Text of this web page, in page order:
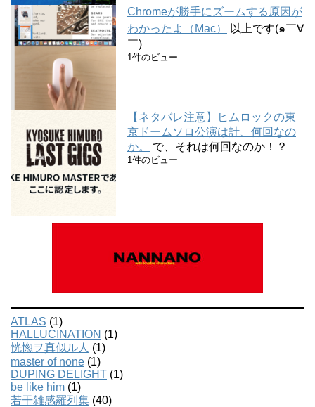
Chromeが勝手にズームする原因が
わかったよ（Mac）
以上です(๑￣∀
￣)
1件のビュー
【ネタバレ注意】ヒムロックの東
京ドームソロ公演は計、何回なの
か。
で、それは何回なのか！？
1件のビュー
ATLAS (1)
HALLUCINATION (1)
恍惚ヲ真似ル人 (1)
master of none (1)
DUPING DELIGHT (1)
be like him (1)
若干雑感羅列集 (40)